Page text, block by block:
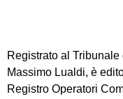
Registrato al Tribunale
Massimo Lualdi, è
Registro Operatori